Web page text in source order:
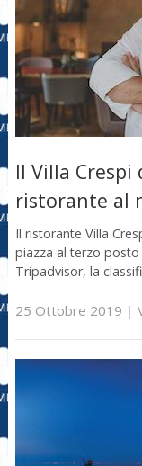
Il Villa
ristorante al
Il ristorante Villa
piazza al terzo posto
Tripadvisor, la
25 Ottobre 2019 |